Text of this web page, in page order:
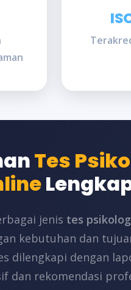
Tes
jenis tes
kebutuhan dan
dilengkapi dengan
dan rekomendasi